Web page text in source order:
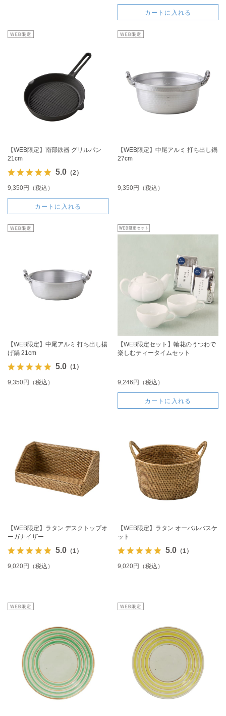
カートに入れる
【WEB限定】南部鉄器 グリルパン
21cm
5.0（2）
9,350円（税込）
カートに入れる
【WEB限定】中尾アルミ 打ち出し鍋
27cm
9,350円（税込）
【WEB限定】中尾アルミ 打ち出し揚
げ鍋 21cm
5.0（1）
9,350円（税込）
【WEB限定セット】輪花のうつわで
楽しむティータイムセット
9,246円（税込）
カートに入れる
【WEB限定】ラタン デスクトップオ
ーガナイザー
5.0（1）
9,020円（税込）
【WEB限定】ラタン オーバルバスケ
ット
5.0（1）
9,020円（税込）